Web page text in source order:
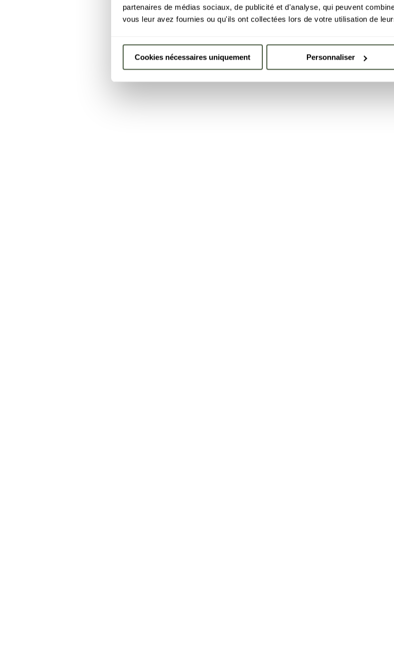
partenaires de médias sociaux, de publicité et d'analyse, qui peuvent
vous leur avez fournies ou qu'ils ont collectées lors de votre utilisation de
Cookies nécessaires uniquement Personnaliser